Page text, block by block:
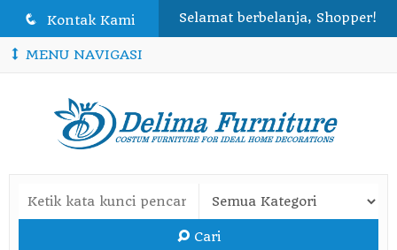
q Kontak Kami Selamat berbelanja, Shopper!
MENU NAVIGASI
Cari